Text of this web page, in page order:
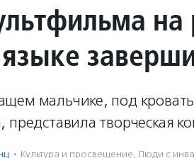
на
мальчике, под
представила творческая
· Культура и просвещение, Люди с